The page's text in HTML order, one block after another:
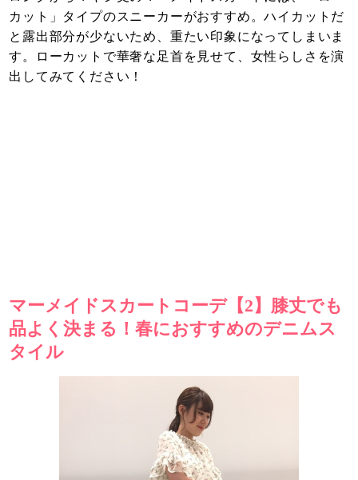
カット」タイプのスニーカーがおすすめ。ハイカットだ
と露出部分が少ないため、重たい印象になってしまいま
す。ローカットで華奢な足首を見せて、女性らしさを演
出してみてください！
マーメイドスカートコーデ【2】膝丈でも
品よく決まる！春におすすめのデニムス
タイル